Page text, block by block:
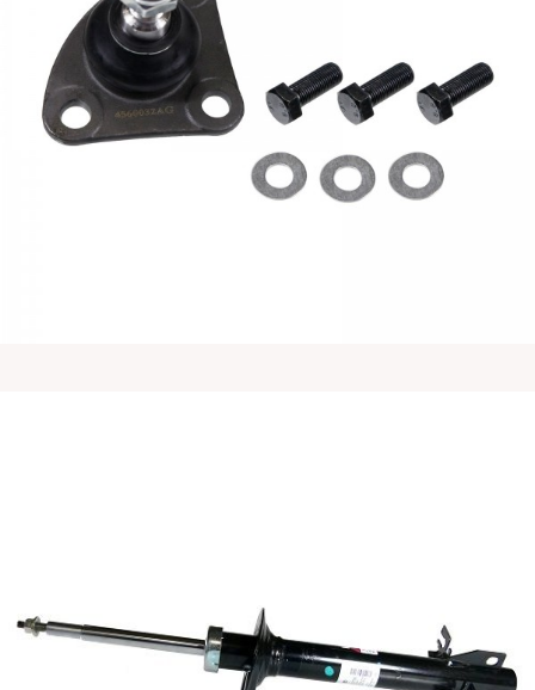
MARELLI品牌Ducato前减震器